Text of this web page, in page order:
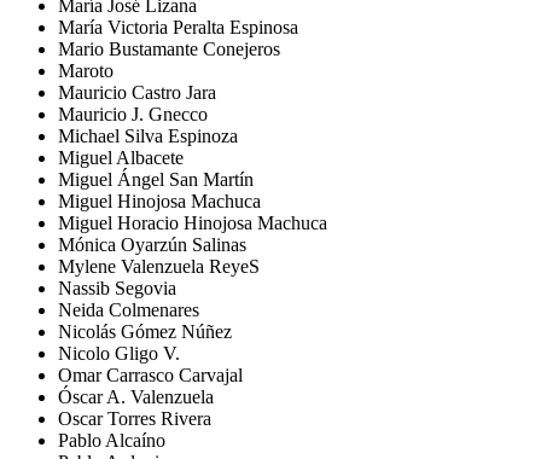
María José Lizana
María Victoria Peralta Espinosa
Mario Bustamante Conejeros
Maroto
Mauricio Castro Jara
Mauricio J. Gnecco
Michael Silva Espinoza
Miguel Albacete
Miguel Ángel San Martín
Miguel Hinojosa Machuca
Miguel Horacio Hinojosa Machuca
Mónica Oyarzún Salinas
Mylene Valenzuela ReyeS
Nassib Segovia
Neida Colmenares
Nicolás Gómez Núñez
Nicolo Gligo V.
Omar Carrasco Carvajal
Óscar A. Valenzuela
Oscar Torres Rivera
Pablo Alcaíno